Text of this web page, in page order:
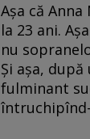
Aşa că
la 23 ani.
nu
Şi aşa,
fulminant